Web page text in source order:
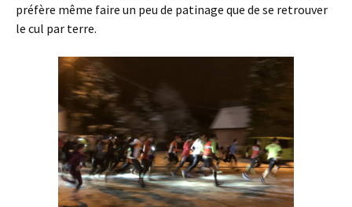
préfère même faire un peu de patinage que de se retrouver
le cul par terre.